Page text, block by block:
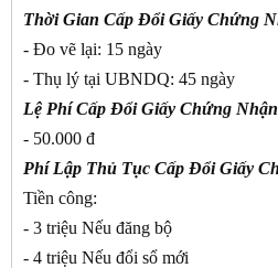
Thời Gian Cấp Đổi Giấy Chứng
- Đo vẽ lại: 15 ngày
- Thụ lý tại UBNDQ: 45 ngày
Lệ Phí Cấp Đổi Giấy Chứng
- 50.000 đ
Phí Lập Thủ Tục Cấp Đổi Giấy
Tiền công:
- 3 triệu Nếu đăng bộ
- 4 triệu Nếu đổi sổ mới